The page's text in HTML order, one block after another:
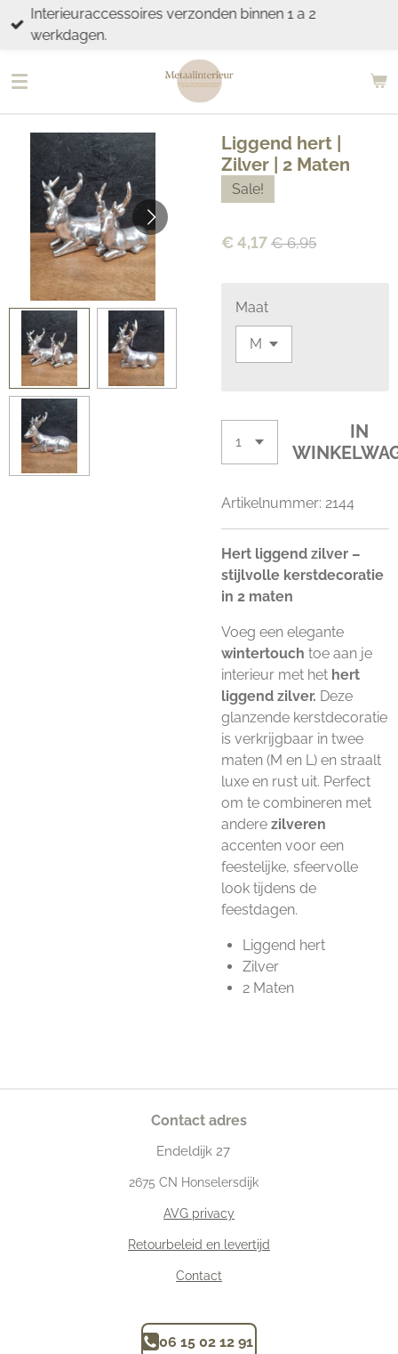
Ga
direct
de
Interieuraccessoires verzonden binnen 1 a 2
werkdagen.
Liggend hert |
Zilver | 2 Maten
Sale!
€ 4,17 € 6,95
Maat
IN
Artikelnummer: 2144
Hert liggend zilver –
stijlvolle kerstdecoratie
in 2 maten
Voeg een elegante
wintertouch toe aan je
interieur met het hert
liggend zilver. Deze
glanzende kerstdecoratie
is verkrijgbaar in twee
maten (M en L) en straalt
luxe en rust uit. Perfect
om te combineren met
andere zilveren
accenten voor een
feestelijke, sfeervolle
look tijdens de
feestdagen.
Liggend hert
Zilver
2 Maten
Contact adres
Endeldijk 27
2675 CN Honselersdijk
AVG privacy
Retourbeleid en levertijd
Contact
06 15 02 12 91